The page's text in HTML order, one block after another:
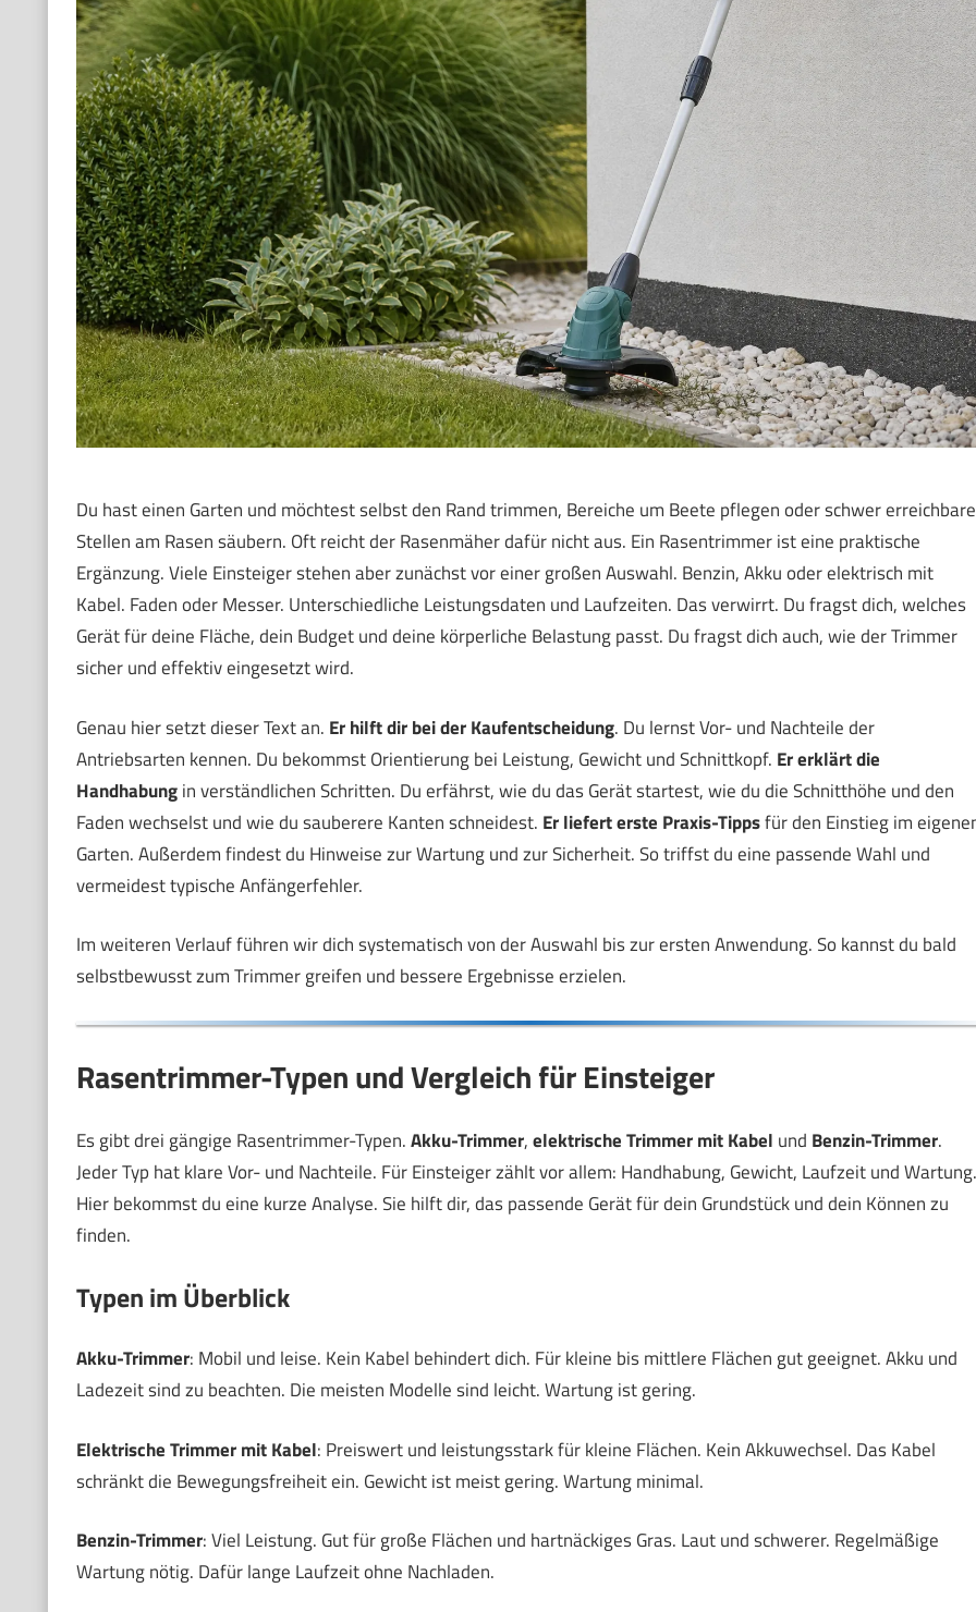
Du hast einen Garten und möchtest selbst den Rand trimmen, Bereiche um Beete pflegen oder schwer erreichbare
Stellen am Rasen säubern. Oft reicht der Rasenmäher dafür nicht aus. Ein Rasentrimmer ist eine praktische
Ergänzung. Viele Einsteiger stehen aber zunächst vor einer großen Auswahl. Benzin, Akku oder elektrisch mit
Kabel. Faden oder Messer. Unterschiedliche Leistungsdaten und Laufzeiten. Das verwirrt. Du fragst dich, welches
Gerät für deine Fläche, dein Budget und deine körperliche Belastung passt. Du fragst dich auch, wie der Trimmer
sicher und effektiv eingesetzt wird.
Genau hier setzt dieser Text an. Er hilft dir bei der Kaufentscheidung. Du lernst Vor- und Nachteile der
Antriebsarten kennen. Du bekommst Orientierung bei Leistung, Gewicht und Schnittkopf. Er erklärt die
Handhabungin verständlichen Schritten. Du erfährst, wie du das Gerät startest, wie du die Schnitthöhe und den
Faden wechselst und wie du sauberere Kanten schneidest. Er liefert erste Praxis-Tippsfür den Einstieg im
Garten. Außerdem findest du Hinweise zur Wartung und zur Sicherheit. So triffst du eine passende Wahl und
vermeidest typische Anfängerfehler.
Im weiteren Verlauf führen wir dich systematisch von der Auswahl bis zur ersten Anwendung. So kannst du bald
selbstbewusst zum Trimmer greifen und bessere Ergebnisse erzielen.
Rasentrimmer-Typen und Vergleich für Einsteiger
Es gibt drei gängige Rasentrimmer-Typen.Akku-Trimmer,elektrische Trimmer mit Kabel und Benzin-Trimmer.
Jeder Typ hat klare Vor- und Nachteile. Für Einsteiger zählt vor allem: Handhabung, Gewicht, Laufzeit und Wartung.
Hier bekommst du eine kurze Analyse. Sie hilft dir, das passende Gerät für dein Grundstück und dein Können zu
finden.
Typen im Überblick
Akku-Trimmer: Mobil und leise. Kein Kabel behindert dich. Für kleine bis mittlere Flächen gut geeignet. Akku und
Ladezeit sind zu beachten. Die meisten Modelle sind leicht. Wartung ist gering.
Elektrische Trimmer mit Kabel: Preiswert und leistungsstark für kleine Flächen. Kein Akkuwechsel. Das Kabel
schränkt die Bewegungsfreiheit ein. Gewicht ist meist gering. Wartung minimal.
Benzin-Trimmer: Viel Leistung. Gut für große Flächen und hartnäckiges Gras. Laut und schwerer. Regelmäßige
Wartung nötig. Dafür lange Laufzeit ohne Nachladen.